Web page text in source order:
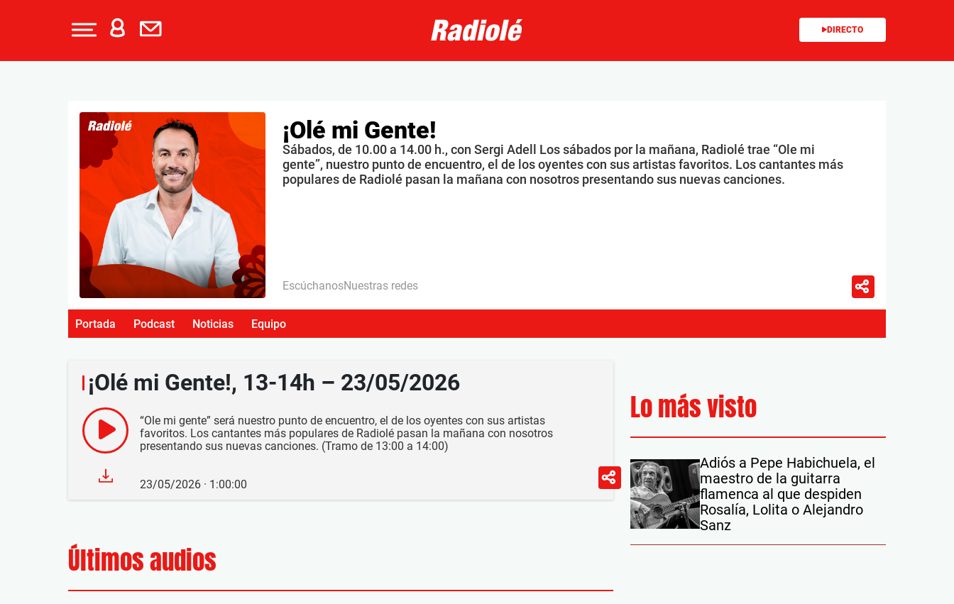
DIRECTO
¡Olé mi Gente!
Sábados, de 10.00 a 14.00 h., con Sergi Adell Los sábados por la mañana, Radiolé trae “Ole mi
gente”, nuestro punto de encuentro, el de los oyentes con sus artistas favoritos. Los cantantes más
populares de Radiolé pasan la mañana con nosotros presentando sus nuevas canciones.
EscúchanosNuestras redes
Portada Podcast Noticias Equipo
¡Olé mi Gente!, 13-14h – 23/05/2026
“Ole mi gente” será nuestro punto de encuentro, el de los oyentes con sus artistas
favoritos. Los cantantes más populares de Radiolé pasan la mañana con nosotros
presentando sus nuevas canciones. (Tramo de 13:00 a 14:00)
23/05/2026 · 1:00:00
Últimos audios
Lo más visto
Adiós a Pepe Habichuela, el
maestro de la guitarra
flamenca al que despiden
Rosalía, Lolita o Alejandro
Sanz